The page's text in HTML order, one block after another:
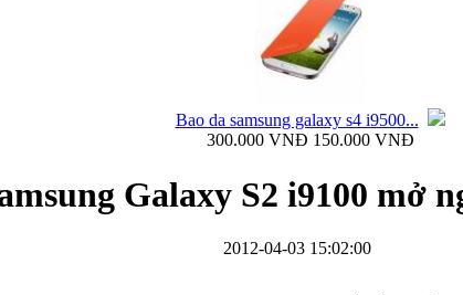
Bao da samsung galaxy s4 i9500...
300.000 VNĐ 150.000 VNĐ
Galaxy S2 i9100 mở
2012-04-03 15:02:00